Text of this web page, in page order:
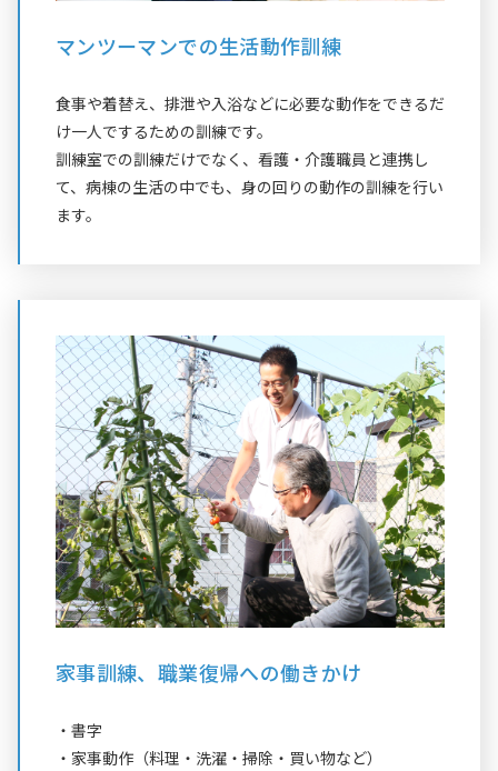
マンツーマンでの生活動作訓練
食事や着替え、排泄や入浴などに必要な動作をできるだ
け一人でするための訓練です。
訓練室での訓練だけでなく、看護・介護職員と連携し
て、病棟の生活の中でも、身の回りの動作の訓練を行い
ます。
家事訓練、職業復帰への働きかけ
・書字
・家事動作（料理・洗濯・掃除・買い物など）